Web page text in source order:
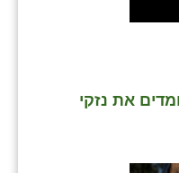
את נזקי